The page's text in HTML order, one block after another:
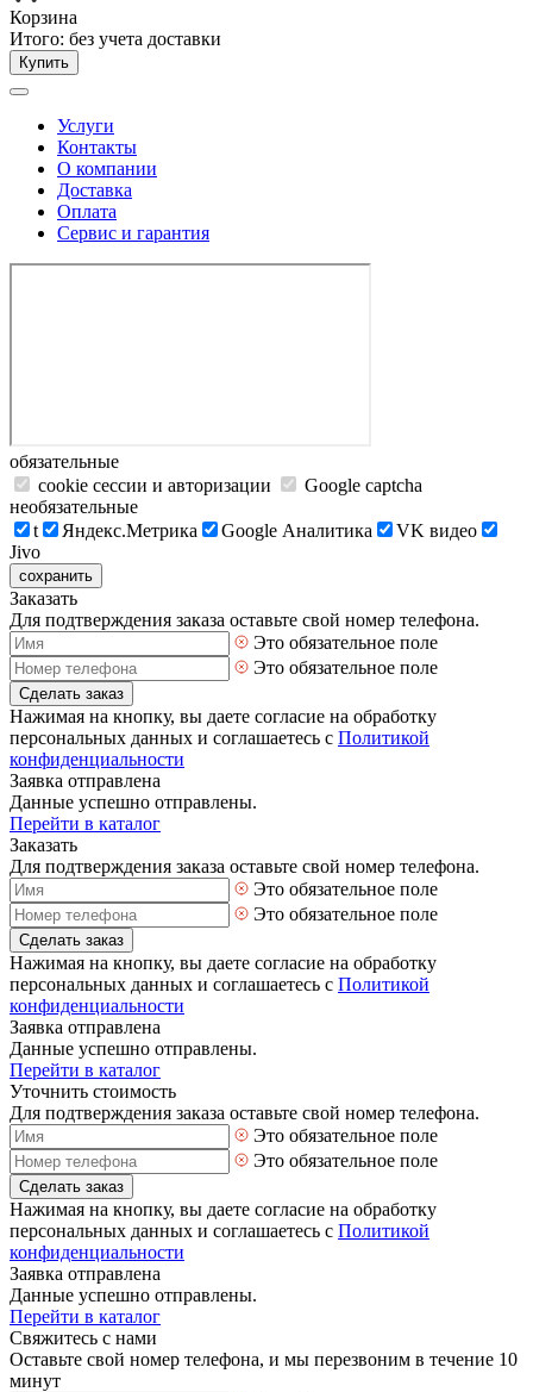
Корзина
Итого: без учета доставки
Купить
Услуги
Контакты
О компании
Доставка
Оплата
Сервис и гарантия
обязательные
cookie сессии и авторизации
Google captcha
необязательные
t
Яндекс.Метрика Google Аналитика
VK видео
Jivo
сохранить
Заказать
Для подтверждения заказа оставьте свой номер телефона.
Это обязательное поле
Это обязательное поле
Сделать заказ
Нажимая на кнопку, вы даете согласие на обработку
персональных данных и соглашаетесь с Политикой
конфиденциальности
Заявка отправлена
Данные успешно отправлены.
Перейти в каталог
Заказать
Для подтверждения заказа оставьте свой номер телефона.
Это обязательное поле
Это обязательное поле
Сделать заказ
Нажимая на кнопку, вы даете согласие на обработку
персональных данных и соглашаетесь с Политикой
конфиденциальности
Заявка отправлена
Данные успешно отправлены.
Перейти в каталог
Уточнить стоимость
Для подтверждения заказа оставьте свой номер телефона.
Это обязательное поле
Это обязательное поле
Сделать заказ
Нажимая на кнопку, вы даете согласие на обработку
персональных данных и соглашаетесь с Политикой
конфиденциальности
Заявка отправлена
Данные успешно отправлены.
Перейти в каталог
Свяжитесь с нами
Оставьте свой номер телефона, и мы перезвоним в течение 10
минут